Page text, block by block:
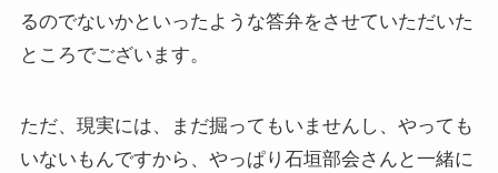
るのでないかといったような答弁をさせていただいた
ところでございます。
ただ、現実には、まだ掘ってもいませんし、やっても
いないもんですから、やっぱり石垣部会さんと一緒に